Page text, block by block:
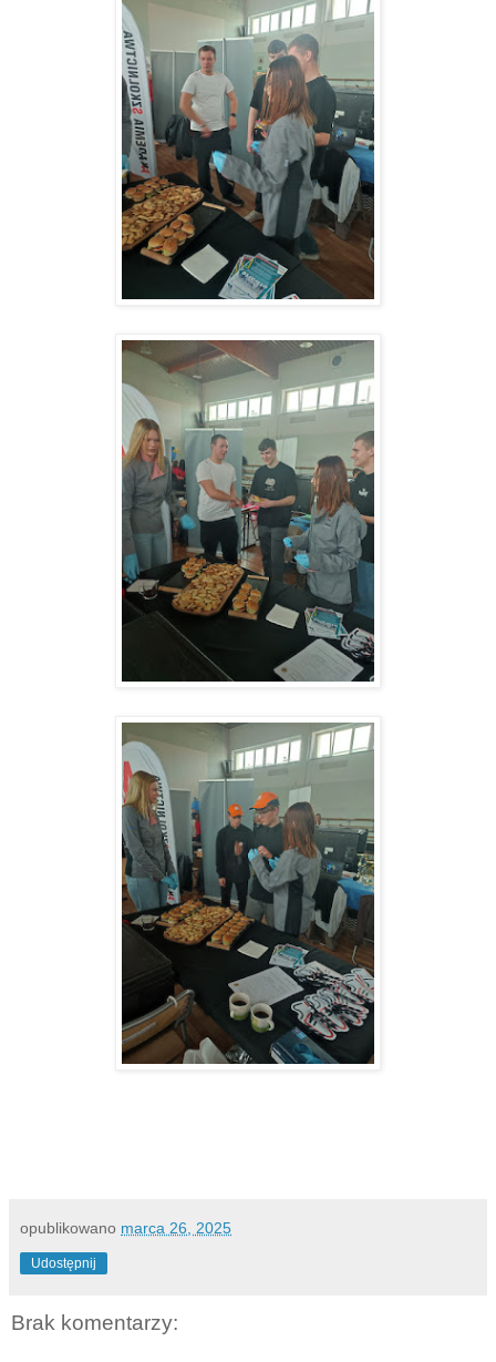
opublikowano marca 26, 2025
Udostępnij
Brak komentarzy: